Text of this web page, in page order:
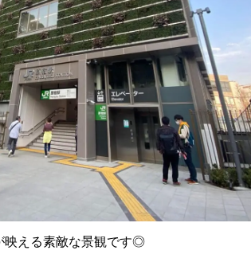
映える素敵な景観です◎